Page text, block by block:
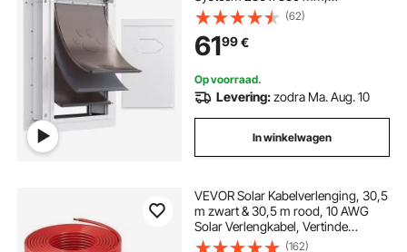
Weerbestendig Hondenluik
Huisdierluik Geschikt voor Katten
Honden Kittens (Wit-S) Eenvoudige
Installatie
(62)
6199€
Op voorraad.
Levering:zodra Ma. Aug. 10
In winkelwagen
VEVOR Solar Kabelverlenging, 30,5
m zwart & 30,5 m rood, 10 AWG
Solar Verlengkabel, Vertinde
Koperkabel voor Off-Grid
(162)